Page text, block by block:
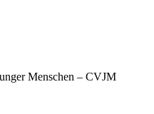
Menschen – CVJM